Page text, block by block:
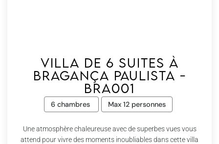
Villa de 6 suites à
Bragança Paulista -
Bra001
6 chambres Max 12 personnes
Une atmosphère chaleureuse avec de superbes vues vous
attend pour vivre des moments inoubliables dans cette villa